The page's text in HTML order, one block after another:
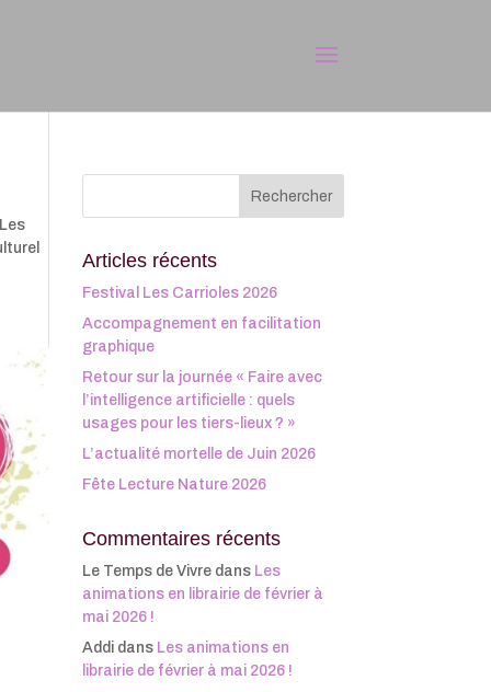
Articles récents
Festival Les Carrioles 2026
Accompagnement en facilitation
graphique
Retour sur la journée « Faire avec
l’intelligence artificielle : quels
usages pour les tiers-lieux ? »
L’actualité mortelle de Juin 2026
Fête Lecture Nature 2026
Commentaires récents
Le Temps de Vivredans Les
animations en librairie de février à
mai 2026 !
Addidans Les animations en
librairie de février à mai 2026 !